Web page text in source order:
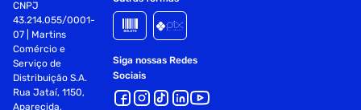
CNPJ
43.214.055/0001-
07 | Martins
Comércio e
Serviço de
Distribuição S.A.
Rua Jataí, 1150,
Aparecida,
Siga nossas Redes
Sociais